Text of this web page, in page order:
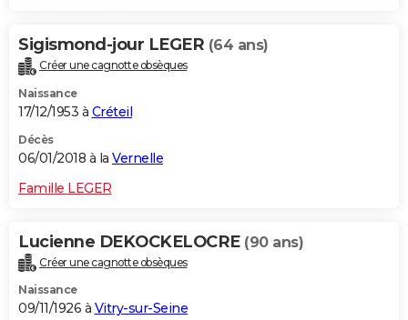
Sigismond-jour LEGER (64 ans)
Créer une cagnotte obsèques
Naissance
17/12/1953 à Créteil
Décès
06/01/2018 à la Vernelle
Famille LEGER
Lucienne DEKOCKELOCRE (90 ans)
Créer une cagnotte obsèques
Naissance
09/11/1926 à Vitry-sur-Seine